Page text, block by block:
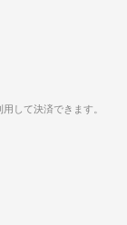
して決済できます。